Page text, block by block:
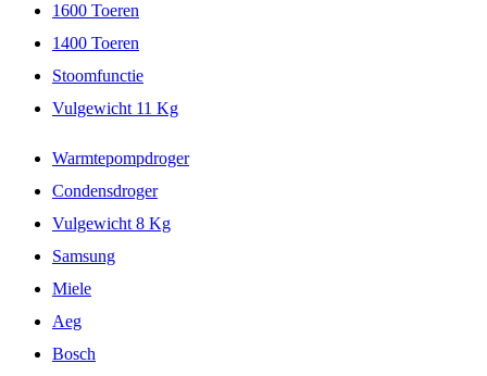
1600 Toeren
1400 Toeren
Stoomfunctie
Vulgewicht 11 Kg
Warmtepompdroger
Condensdroger
Vulgewicht 8 Kg
Samsung
Miele
Aeg
Bosch